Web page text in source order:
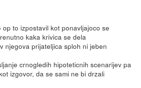
to izpostavil kot ponavljajoco se
kaka krivica se dela
njegova prijateljica sploh ni jeben
crnogledih hipoteticnih scenarijev pa
izgovor, da se sami ne bi drzali